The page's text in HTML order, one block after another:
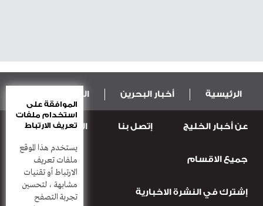
الرئيسية أخبار البحرين المال و الاقتصاد
عربية ودولية الرياضة
قضـايــا وحـــوادث أعمدة
عن أخبار الخليج إتصل بنا المطبعة
جميع الاقسام
إشترك في النشرة الاخبارية
الموافقة على
استخدام ملفات
تعريف الارتباط
يستخدم هذا الموقع
ملفات تعريف
الارتباط أو تقنيات
مشابهة ، لتحسين
تجربة التصفح